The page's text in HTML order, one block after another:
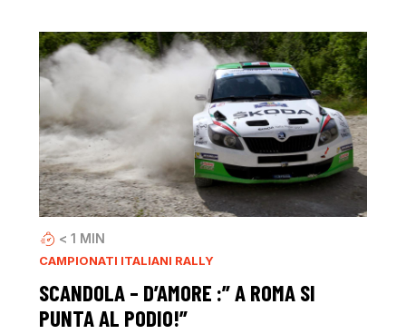
< 1 MIN
CAMPIONATI ITALIANI RALLY
SCANDOLA – D’AMORE :” A ROMA SI
PUNTA AL PODIO!”